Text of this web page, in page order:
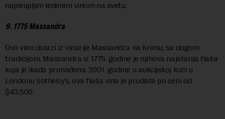
najskupljim ledenim vinom na svetu.
9. 1775 Massandra
Ovo vino dolazi iz vinarije Massandra na Krimu, sa dugom
tradicijom. Massandra iz 1775. godine je njihova najstarija flaša
koja je ikada pronađena. 2001. godine u aukcijskoj kući u
Londonu Sotheby’s, ova flaša vina je prodata po ceni od
$43,500.